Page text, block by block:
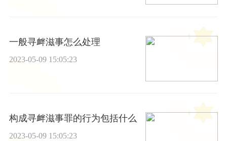
一般寻衅滋事怎么处理
2023-05-09 15:05:23
构成寻衅滋事罪的行为包括什么
2023-05-09 15:05:23